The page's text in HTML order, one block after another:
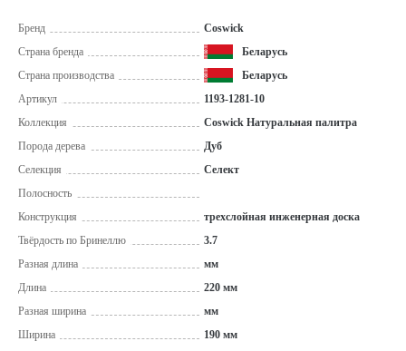
Бренд
Coswick
Страна бренда
Беларусь
Страна производства
Беларусь
Артикул
1193-1281-10
Коллекция
Coswick Натуральная палитра
Порода дерева
Дуб
Селекция
Селект
Полосность
Конструкция
трехслойная инженерная доска
Твёрдость по Бринеллю
3.7
Разная длина
мм
Длина
220 мм
Разная ширина
мм
Ширина
190 мм